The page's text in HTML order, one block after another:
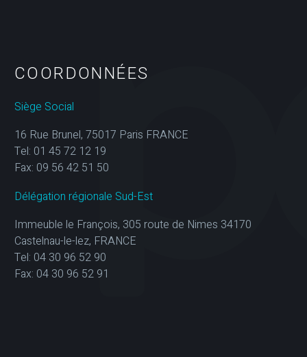
COORDONNÉES
Siège Social
16 Rue Brunel, 75017 Paris FRANCE
Tel: 01 45 72 12 19
Fax: 09 56 42 51 50
Délégation régionale Sud-Est
Immeuble le François, 305 route de Nimes 34170
Castelnau-le-lez, FRANCE
Tel: 04 30 96 52 90
Fax: 04 30 96 52 91